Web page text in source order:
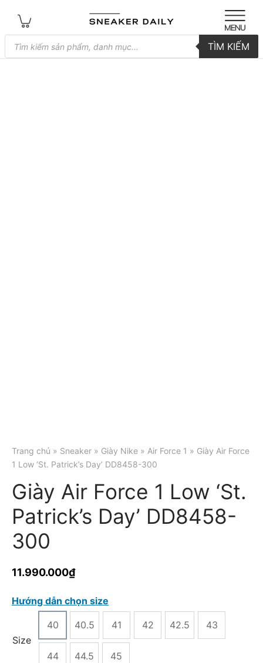
Tìm
kiếm
sản
TÌM KIẾM
Trang chủ » Sneaker » Giày Nike » Air Force 1 » Giày Air Force
1 Low ‘St. Patrick’s Day’ DD8458-300
Giày Air Force 1 Low ‘St.
Patrick’s Day’ DD8458-
300
11.990.000₫
Hướng dẫn chọn size
Size
40 40.5 41 42 42.5 43
44 44.5 45